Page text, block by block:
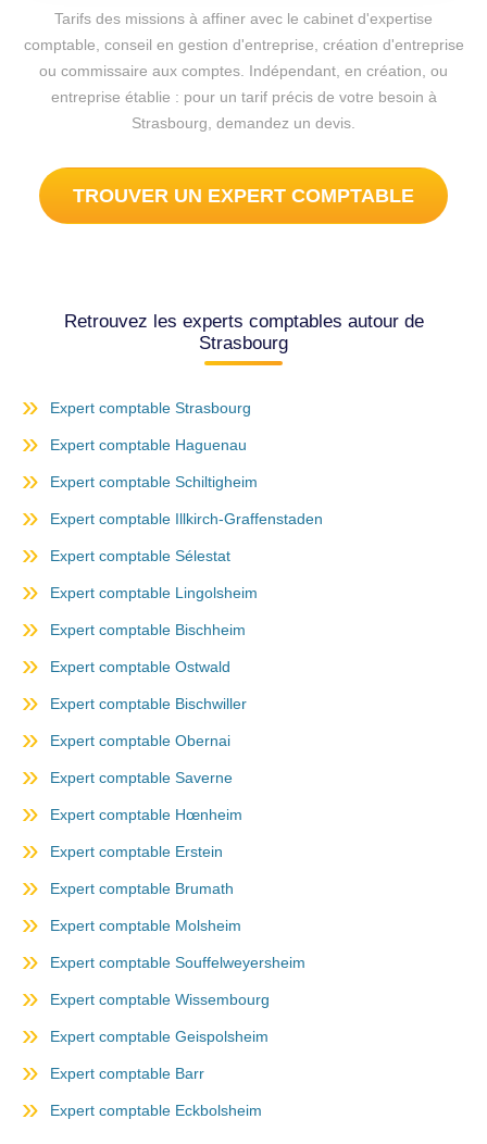
Tarifs des missions à affiner avec le cabinet d'expertise
comptable, conseil en gestion d'entreprise, création d'entreprise
ou commissaire aux comptes. Indépendant, en création, ou
entreprise établie : pour un tarif précis de votre besoin à
Strasbourg, demandez un devis.
TROUVER UN EXPERT COMPTABLE
Retrouvez les experts comptables autour de
Strasbourg
Expert comptable Strasbourg
Expert comptable Haguenau
Expert comptable Schiltigheim
Expert comptable Illkirch-Graffenstaden
Expert comptable Sélestat
Expert comptable Lingolsheim
Expert comptable Bischheim
Expert comptable Ostwald
Expert comptable Bischwiller
Expert comptable Obernai
Expert comptable Saverne
Expert comptable Hœnheim
Expert comptable Erstein
Expert comptable Brumath
Expert comptable Molsheim
Expert comptable Souffelweyersheim
Expert comptable Wissembourg
Expert comptable Geispolsheim
Expert comptable Barr
Expert comptable Eckbolsheim